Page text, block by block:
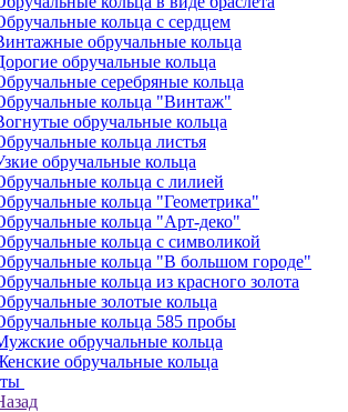
кольца с сердцем
обручальные кольца
обручальные кольца
серебряные кольца
кольца "Винтаж"
обручальные кольца
кольца листья
обручальные кольца
кольца с лилией
кольца "Геометрика"
кольца "Арт-деко"
кольца с символикой
кольца "В большом городе"
кольца из красного золота
золотые кольца
кольца 585 пробы
обручальные кольца
обручальные кольца